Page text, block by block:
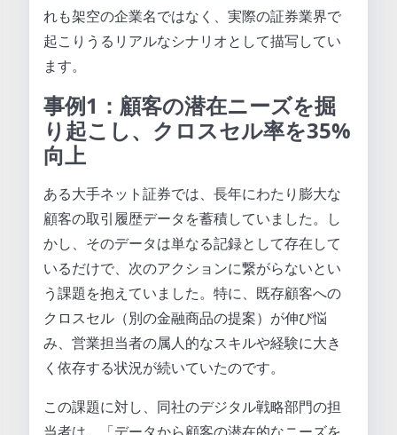
れも架空の企業名ではなく、実際の証券業界で
起こりうるリアルなシナリオとして描写してい
ます。
事例1：顧客の潜在ニーズを掘
り起こし、クロスセル率を35%
向上
ある大手ネット証券では、長年にわたり膨大な
顧客の取引履歴データを蓄積していました。し
かし、そのデータは単なる記録として存在して
いるだけで、次のアクションに繋がらないとい
う課題を抱えていました。特に、既存顧客への
クロスセル（別の金融商品の提案）が伸び悩
み、営業担当者の属人的なスキルや経験に大き
く依存する状況が続いていたのです。
この課題に対し、同社のデジタル戦略部門の担
当者は、「データから顧客の潜在的なニーズを